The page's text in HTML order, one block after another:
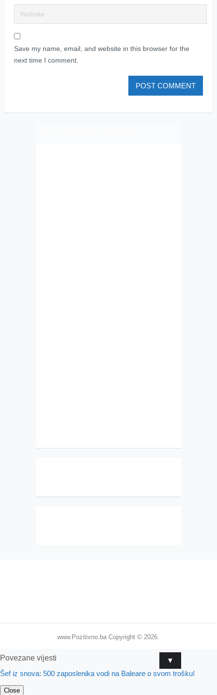
Save my name, email, and website in this browser for the
next time I comment.
www.Pozitivno.ba Copyright © 2026.
▼
Povezane vijesti
Šef iz snova: 500 zaposlenika vodi na Baleare o svom trošku!
Close